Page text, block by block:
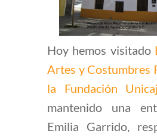
Hoy hemos visitado
Artes y Costumbres
la Fundación
mantenido una
Emilia Garrido,